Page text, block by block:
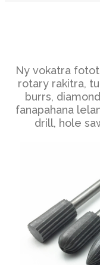
Ny vokatra
rotary rakitra,
burrs,
fanapahana
drill, hole